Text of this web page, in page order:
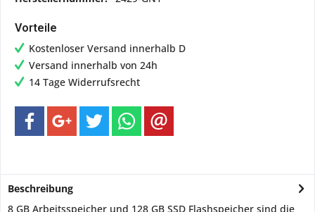
Vorteile
Kostenloser Versand innerhalb D
Versand innerhalb von 24h
14 Tage Widerrufsrecht
Beschreibung
8 GB Arbeitsspeicher und 128 GB SSD Flashspeicher sind die